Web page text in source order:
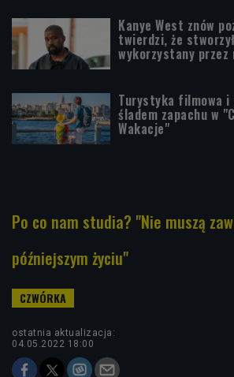
Kanye West znów
twierdzi, że
wykorzystany przez
Turystyka filmowa i
śladem zapachu w
Wakacje"
Po co nam studia? "Nie muszą
późniejszym życiu"
ostatnia aktualizacja:
04.05.2022 18:00